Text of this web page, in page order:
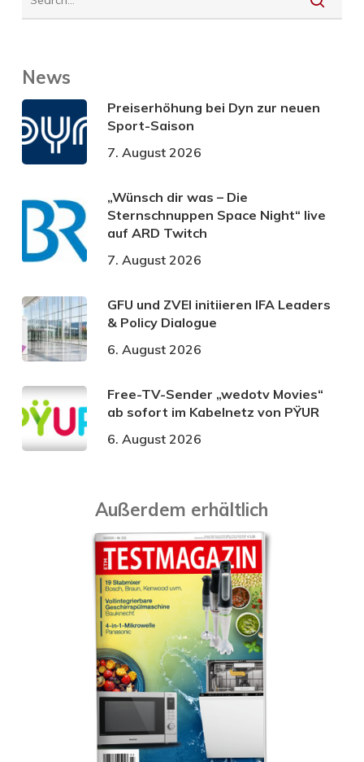
News
Preiserhöhung bei Dyn zur neuen
Sport-Saison
7. August 2026
„Wünsch dir was – Die
Sternschnuppen Space Night“ live
auf ARD Twitch
7. August 2026
GFU und ZVEI initiieren IFA Leaders
& Policy Dialogue
6. August 2026
Free-TV-Sender „wedotv Movies“
ab sofort im Kabelnetz von PŸUR
6. August 2026
Außerdem erhältlich